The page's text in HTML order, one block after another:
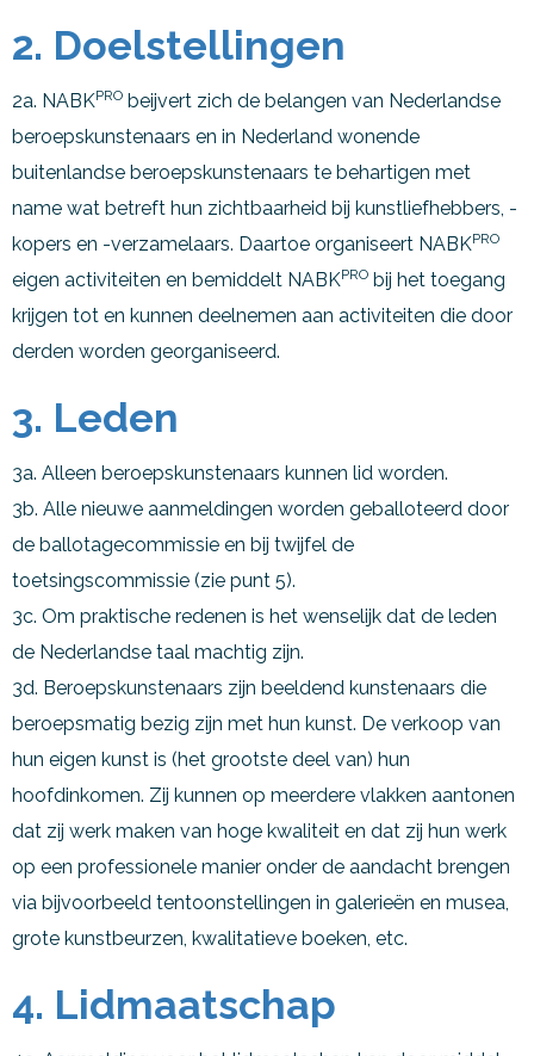
2. Doelstellingen
2a. NABKPRO beijvert zich de belangen van Nederlandse
beroepskunstenaars en in Nederland wonende
buitenlandse beroepskunstenaars te behartigen met
name wat betreft hun zichtbaarheid bij kunstliefhebbers, -
kopers en -verzamelaars. Daartoe organiseert NABKPRO
eigen activiteiten en bemiddelt NABKPRO bij het toegang
krijgen tot en kunnen deelnemen aan activiteiten die door
derden worden georganiseerd.
3. Leden
3a. Alleen beroepskunstenaars kunnen lid worden.
3b. Alle nieuwe aanmeldingen worden geballoteerd door
de ballotagecommissie en bij twijfel de
toetsingscommissie (zie punt 5).
3c. Om praktische redenen is het wenselijk dat de leden
de Nederlandse taal machtig zijn.
3d. Beroepskunstenaars zijn beeldend kunstenaars die
beroepsmatig bezig zijn met hun kunst. De verkoop van
hun eigen kunst is (het grootste deel van) hun
hoofdinkomen. Zij kunnen op meerdere vlakken aantonen
dat zij werk maken van hoge kwaliteit en dat zij hun werk
op een professionele manier onder de aandacht brengen
via bijvoorbeeld tentoonstellingen in galerieën en musea,
grote kunstbeurzen, kwalitatieve boeken, etc.
4. Lidmaatschap